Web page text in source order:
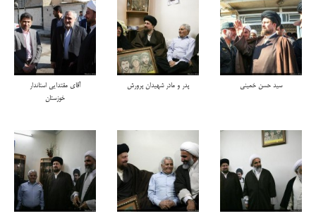
سید حسن خمینی پدر و مادر شهیدان پرورش
آقای مقتدایی استاندار
خوزستان